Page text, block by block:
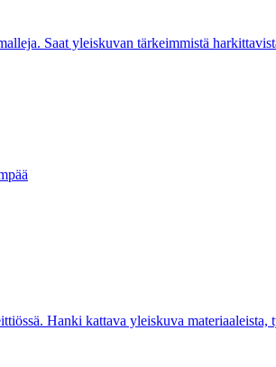
Saat yleiskuvan tärkeimmistä
Hanki kattava yleiskuva